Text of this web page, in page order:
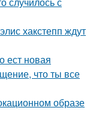
хакстепп ждут
ест новая
что ты все
образе